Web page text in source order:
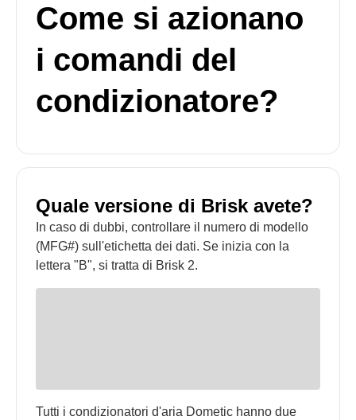
Come si azionano
i comandi del
condizionatore?
Quale versione di Brisk avete?
In caso di dubbi, controllare il numero di modello
(MFG#) sull'etichetta dei dati. Se inizia con la
lettera "B", si tratta di Brisk 2.
Tutti i condizionatori d'aria Dometic hanno due